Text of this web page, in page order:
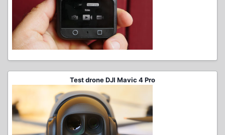
Test drone DJI Mavic 4 Pro